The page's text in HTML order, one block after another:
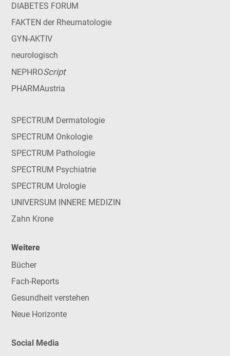
DIABETES FORUM
FAKTEN der Rheumatologie
GYN-AKTIV
neurologisch
NEPHROScript
PHARMAustria
SPECTRUM Dermatologie
SPECTRUM Onkologie
SPECTRUM Pathologie
SPECTRUM Psychiatrie
SPECTRUM Urologie
UNIVERSUM INNERE MEDIZIN
Zahn Krone
Weitere
Bücher
Fach-Reports
Gesundheit verstehen
Neue Horizonte
Social Media